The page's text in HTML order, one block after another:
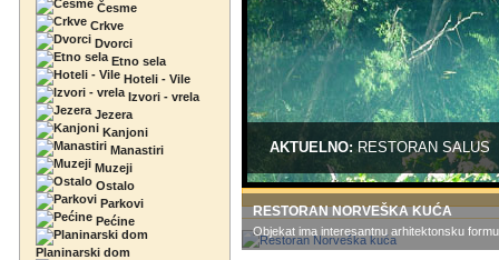
Česme
Crkve
Dvorci
Etno sela
Hoteli - Vile
Izvori - vrela
Jezera
Kanjoni
Manastiri
Muzeji
Ostalo
Parkovi
Pećine
Planinarski dom
AKTUELNO:RESTORAN SALUS
RESTORAN NORVEŠKA KUĆA
Objekat ima interesantnu arhitektonsku